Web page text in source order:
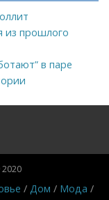
из прошлого
в паре
Дом
Мода